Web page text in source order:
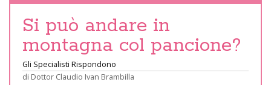
Si può andare in
montagna col pancione?
Gli Specialisti Rispondono
di Dottor Claudio Ivan Brambilla